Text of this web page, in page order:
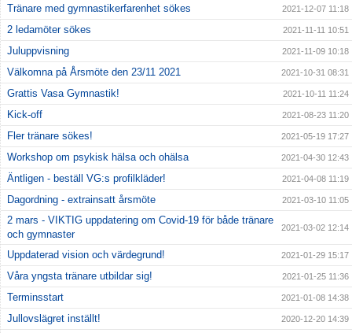
Tränare med gymnastikerfarenhet sökes 2021-12-07 11:18
2 ledamöter sökes 2021-11-11 10:51
Juluppvisning 2021-11-09 10:18
Välkomna på Årsmöte den 23/11 2021 2021-10-31 08:31
Grattis Vasa Gymnastik! 2021-10-11 11:24
Kick-off 2021-08-23 11:20
Fler tränare sökes! 2021-05-19 17:27
Workshop om psykisk hälsa och ohälsa 2021-04-30 12:43
Äntligen - beställ VG:s profilkläder! 2021-04-08 11:19
Dagordning - extrainsatt årsmöte 2021-03-10 11:05
2 mars - VIKTIG uppdatering om Covid-19 för både tränare
och gymnaster
2021-03-02 12:14
Uppdaterad vision och värdegrund! 2021-01-29 15:17
Våra yngsta tränare utbildar sig! 2021-01-25 11:36
Terminsstart 2021-01-08 14:38
Jullovslägret inställt! 2020-12-20 14:39